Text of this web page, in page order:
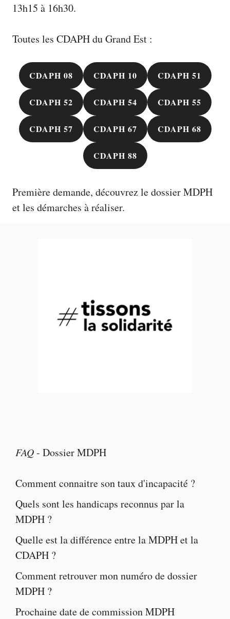
13h15 à 16h30.
Toutes les CDAPH du Grand Est :
CDAPH 08 CDAPH 10 CDAPH 51
CDAPH 52 CDAPH 54 CDAPH 55
CDAPH 57 CDAPH 67 CDAPH 68
CDAPH 88
Première demande, découvrez ledossier MDPH
et les démarches à réaliser.
FAQ- Dossier MDPH
Comment connaitre son taux d'incapacité ?
Quels sont les handicaps reconnus par la
MDPH ?
Quelle est ladifférence entre la MDPH et la
CDAPH ?
Comment retrouver mon numéro de dossier
MDPH ?
Prochainedate de commission MDPH